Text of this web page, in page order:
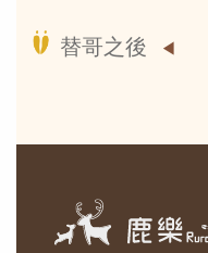
替哥之後